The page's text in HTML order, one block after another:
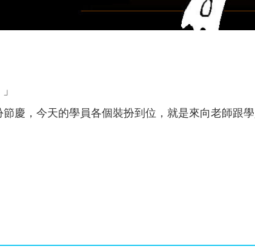
慶，今天的學員各個裝扮到位，就是來向老師跟